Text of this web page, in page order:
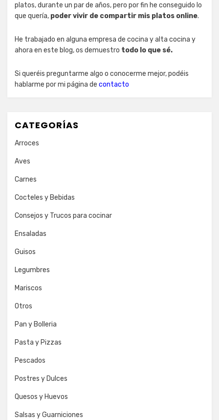
platos, durante un par de años, pero por fin he conseguido lo
que quería, poder vivir de compartir mis platos online.
He trabajado en alguna empresa de cocina y alta cocina y
ahora en este blog, os demuestro todo lo que sé.
Si queréis preguntarme algo o conocerme mejor, podéis
hablarme por mi página de contacto
CATEGORÍAS
Arroces
Aves
Carnes
Cocteles y Bebidas
Consejos y Trucos para cocinar
Ensaladas
Guisos
Legumbres
Mariscos
Otros
Pan y Bolleria
Pasta y Pizzas
Pescados
Postres y Dulces
Quesos y Huevos
Salsas y Guarniciones